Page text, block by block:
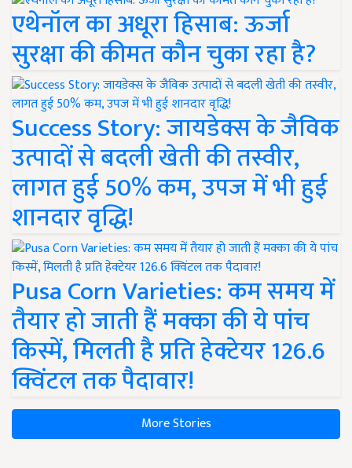
एथेनॉल का अधूरा हिसाब: ऊर्जा
सुरक्षा की कीमत कौन चुका रहा है?
Success Story: जायडेक्स के जैविक
उत्पादों से बदली खेती की तस्वीर,
लागत हुई 50% कम, उपज में भी हुई
शानदार वृद्धि!
Pusa Corn Varieties: कम समय में
तैयार हो जाती हैं मक्का की ये पांच
किस्में, मिलती है प्रति हेक्टेयर 126.6
क्विंटल तक पैदावार!
More Stories